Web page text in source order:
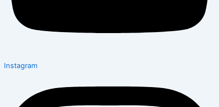
Instagram